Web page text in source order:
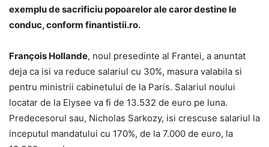
exemplu de sacrificiu popoarelor ale caror destine le
conduc, conform finantistii.ro.
François Hollande, noul presedinte al Frantei, a anuntat
deja ca isi va reduce salariul cu 30%, masura valabila si
pentru ministrii cabinetului de la Paris. Salariul noului
locatar de la Elysee va fi de 13.532 de euro pe luna.
Predecesorul sau, Nicholas Sarkozy, isi crescuse salariul la
inceputul mandatului cu 170%, de la 7.000 de euro, la